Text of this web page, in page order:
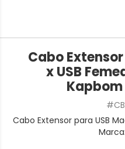
Cabo
x USB
Cabo Extensor para USB